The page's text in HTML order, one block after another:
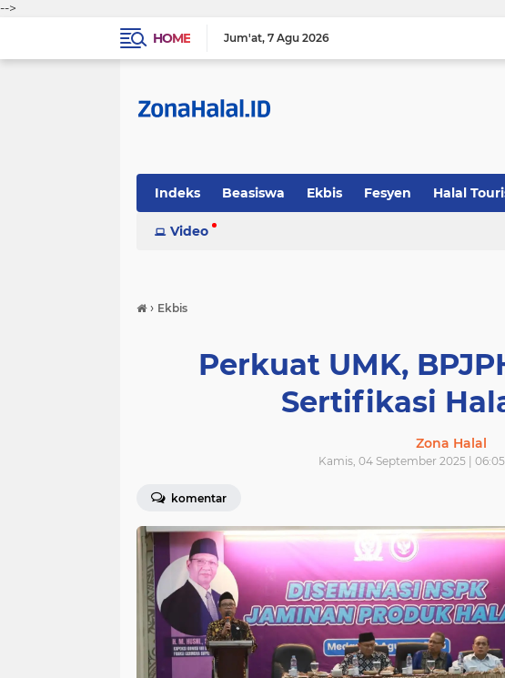
-->
HOME
Jum'at 7 Agu 2026
Indeks Beasiswa Ekbis Fesyen Halal
Sosok Tekno-Sains
Video
› Ekbis
Perkuat UMK,
Sertifikasi
Zona Halal
Kamis, 04 September 2025 | 06:05
komentar